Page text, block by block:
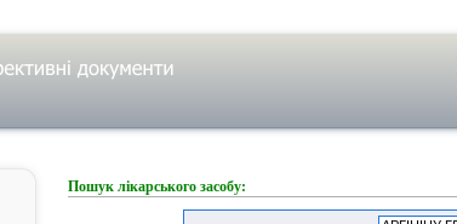
Пошук лікарського засобу: